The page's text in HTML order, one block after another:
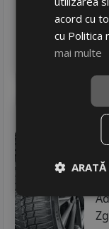
acord cu
cu Politica
mai multe
ARATĂ